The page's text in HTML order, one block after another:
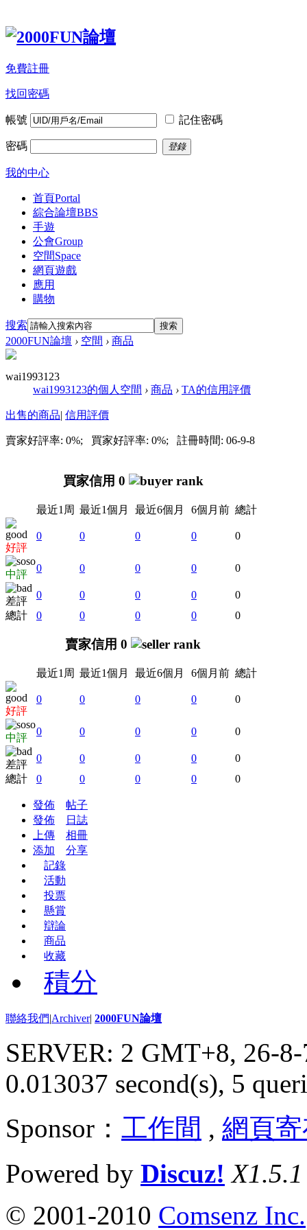
免費註冊
找回密碼
帳號 記住密碼
密碼 登錄
我的中心
首頁Portal
綜合論壇BBS
手遊
公會Group
空間Space
網頁遊戲
應用
購物
搜索 搜索
2000FUN論壇 › 空間 › 商品
wai1993123
wai1993123的個人空間 › 商品 › TA的信用評價
出售的商品| 信用評價
賣家好評率: 0%; 買家好評率: 0%; 註冊時間: 06-9-8
買家信用 0
最近1周 最近1個月 最近6個月 6個月前 總計
好評
0 0 0 0 0
中評
0 0 0 0 0
差評
0 0 0 0
0
總計
0 0 0 0 0
賣家信用 0
最近1周 最近1個月 最近6個月 6個月前 總計
好評
0 0 0 0 0
中評
0 0 0 0 0
差評
0 0 0 0
0
總計
0 0 0 0 0
發佈
帖子
發佈
日誌
上傳
相冊
添加
分享
記錄
活動
投票
懸賞
辯論
商品
收藏
積分
聯絡我們|Archiver| 2000FUN論壇
SERVER: 2 GMT+8, 26-
0.013037 second(s), 5
Sponsor： 工作間 , 網頁
Powered by Discuz! X1.5.1
© 2001-2010 Comsenz Inc.